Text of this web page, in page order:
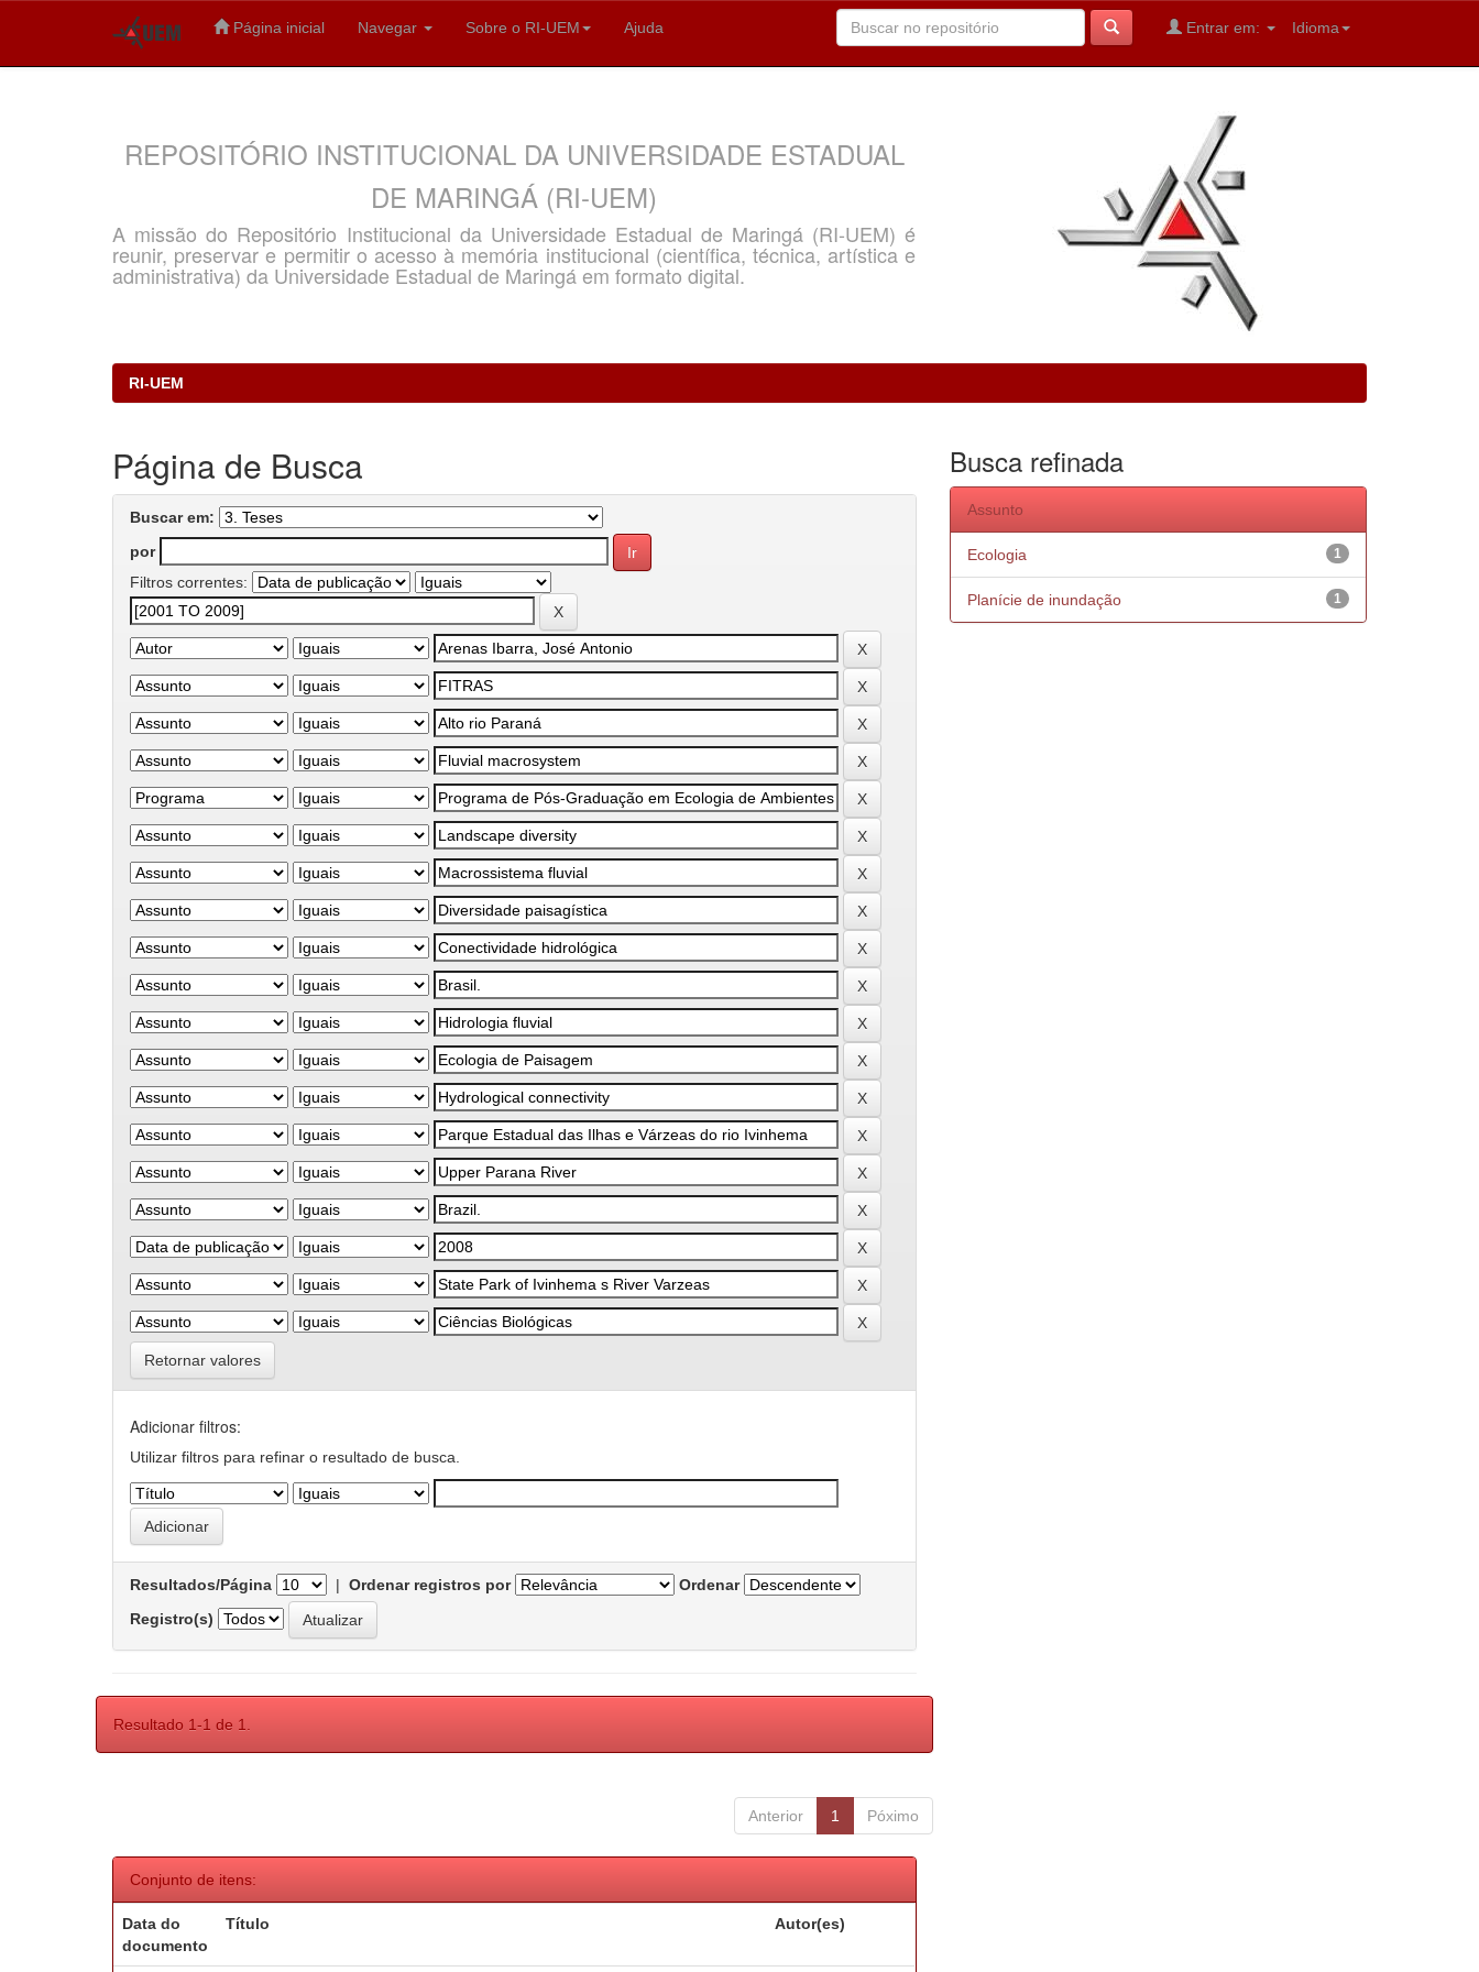
Página inicial Navegar Sobre o RI-UEM Ajuda Idioma
Entrar em:
REPOSITÓRIO INSTITUCIONAL DA UNIVERSIDADE ESTADUAL
DE MARINGÁ (RI-UEM)
A missão do Repositório Institucional da Universidade Estadual de Maringá (RI-UEM) é
reunir, preservar e permitir o acesso à memória institucional (científica, técnica, artística e
administrativa) da Universidade Estadual de Maringá em formato digital.
RI-UEM
Página de Busca
Buscar em:
por
Filtros correntes:
Retornar valores
Adicionar filtros:
Utilizar filtros para refinar o resultado de busca.
Resultados/Página | Ordenar registros por
Ordenar
Registro(s)
Resultado 1-1 de 1.
Anterior 1 Póximo
Conjunto de itens:
Data do
documento
Título Autor(es)
Busca refinada
Assunto
1
Ecologia
1
Planície de inundação